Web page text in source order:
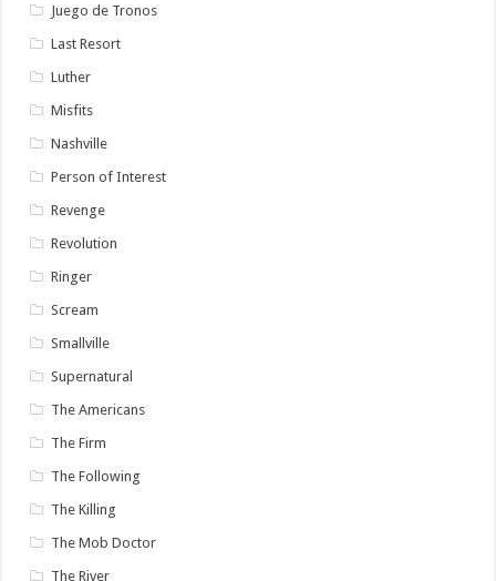
Juego de Tronos
Last Resort
Luther
Misfits
Nashville
Person of Interest
Revenge
Revolution
Ringer
Scream
Smallville
Supernatural
The Americans
The Firm
The Following
The Killing
The Mob Doctor
The River